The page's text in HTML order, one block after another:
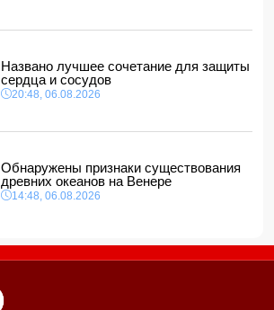
Названо лучшее сочетание для защиты
сердца и сосудов
20:48, 06.08.2026
Обнаружены признаки существования
древних океанов на Венере
14:48, 06.08.2026